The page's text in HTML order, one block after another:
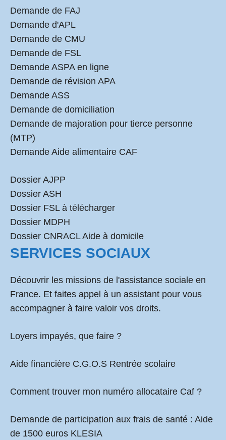
Demande de FAJ
Demande d'APL
Demande de CMU
Demande de FSL
Demande ASPA en ligne
Demande de révision APA
Demande ASS
Demande de domiciliation
Demande de majoration pour tierce personne
(MTP)
Demande Aide alimentaire CAF
Dossier AJPP
Dossier ASH
Dossier FSL à télécharger
Dossier MDPH
Dossier CNRACL Aide à domicile
SERVICES SOCIAUX
Découvrir les missions de l'assistance sociale en
France. Et faites appel à un assistant pour vous
accompagner à faire valoir vos droits.
Loyers impayés, que faire ?
Aide financière C.G.O.S Rentrée scolaire
Comment trouver mon numéro allocataire Caf ?
Demande de participation aux frais de santé : Aide
de 1500 euros KLESIA